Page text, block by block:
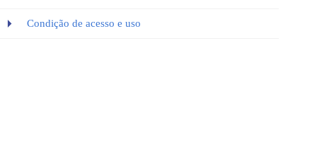
Condição de acesso e uso